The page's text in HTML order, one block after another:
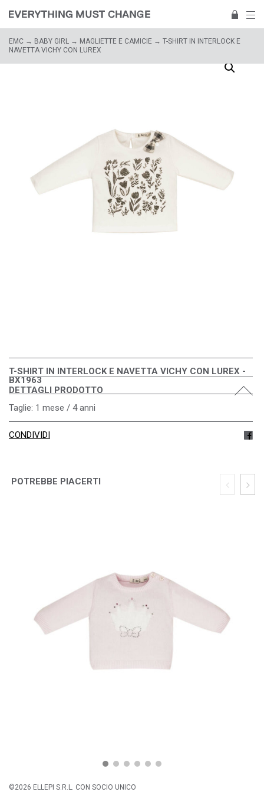
EMC → BABY GIRL → MAGLIETTE E CAMICIE → T-SHIRT IN INTERLOCK E
NAVETTA VICHY CON LUREX
T-SHIRT IN INTERLOCK E NAVETTA VICHY CON LUREX -
BX1963
DETTAGLI PRODOTTO
Taglie: 1 mese / 4 anni
CONDIVIDI
POTREBBE PIACERTI
©2026 ELLEPI S.R.L. CON SOCIO UNICO